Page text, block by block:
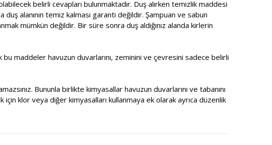
belirli cevapları bulunmaktadır. Duş alırken temizlik maddesi
alanının temiz kalması garanti değildir. Şampuan ve sabun
mümkün değildir. Bir süre sonra duş aldığınız alanda kirlerin
maddeler havuzun duvarlarını, zeminini ve çevresini sadece belirli
Bununla birlikte kimyasallar havuzun duvarlarını ve tabanını
klor veya diğer kimyasalları kullanmaya ek olarak ayrıca düzenlik